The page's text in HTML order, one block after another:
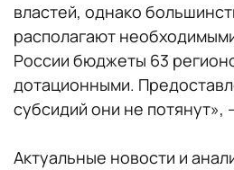
властей, однако
располагают
России бюджеты 63
дотационными.
субсидий они не потянут»,
Актуальные новости и